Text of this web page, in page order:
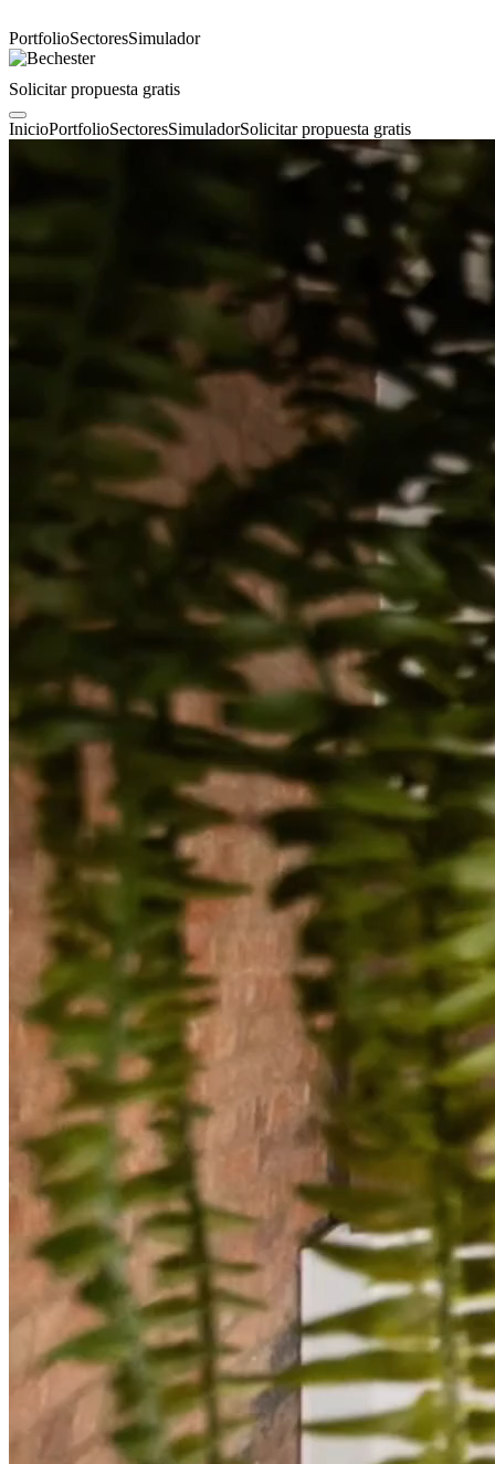
PortfolioSectoresSimulador
Solicitar propuesta gratis
InicioPortfolioSectoresSimuladorSolicitar propuesta gratis